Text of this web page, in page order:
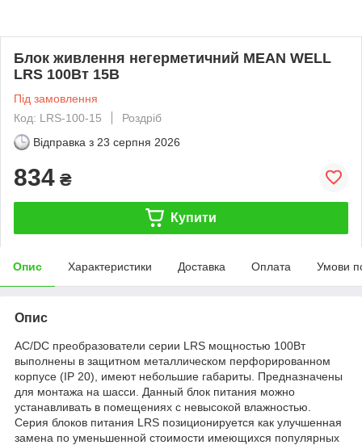
Блок живлення негерметичний MEAN WELL
LRS 100Вт 15В
Під замовлення
Код: LRS-100-15
Роздріб
Відправка з 23 серпня 2026
834 ₴
Купити
Опис Характеристики Доставка Оплата Умови
Опис
АC/DC преобразователи серии LRS мощностью 100Вт
выполнены в защитном металлическом перфорированном
корпусе (IP 20), имеют небольшие габариты. Предназначены
для монтажа на шасси. Данный блок питания можно
устанавливать в помещениях с невысокой влажностью.
Серия блоков питания LRS позиционируется как улучшенная
замена по уменьшенной стоимости имеющихся популярных